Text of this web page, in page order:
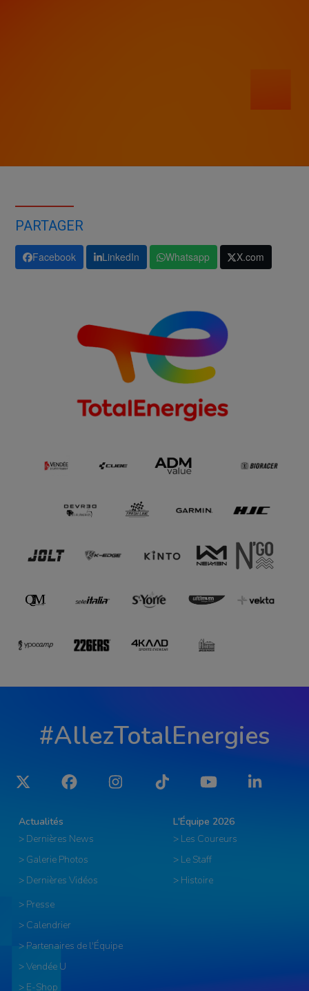
PARTAGER
Facebook LinkedIn Whatsapp X.com
#AllezTotalEnergies
Twitter Facebook Instagram Tiktok YouTube LinkedIn
Actualités
> Dernières News
> Galerie Photos
> Dernières Vidéos
L'Équipe 2026
> Les Coureurs
> Le Staff
> Histoire
> Presse
> Calendrier
> Partenaires de l'Équipe
> Vendée U
> E-Shop